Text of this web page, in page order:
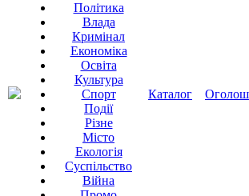
Політика
Влада
Кримінал
Економіка
Освіта
Культура
Спорт
Події
Різне
Місто
Екологія
Суспільство
Війна
Каталог